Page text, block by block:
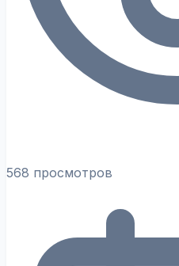
568 просмотров